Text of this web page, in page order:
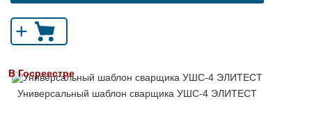
+
В Госреестре
Универсальный шаблон сварщика УШС-4 ЭЛИТЕСТ